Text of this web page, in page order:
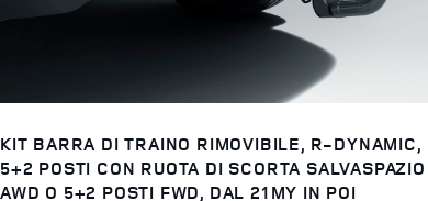
KIT BARRA DI TRAINO RIMOVIBILE, R-DYNAMIC,
5+2 POSTI CON RUOTA DI SCORTA SALVASPAZIO
AWD O 5+2 POSTI FWD, DAL 21MY IN POI